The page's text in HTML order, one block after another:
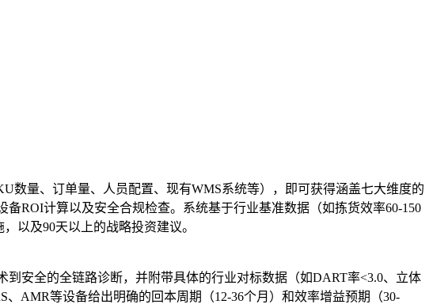
数量、订单量、人员配置、现有WMS系统等），即可获得涵盖七大维度的
ROI计算以及安全合规检查。系统基于行业基准数据（如拣货效率60-150
以及90天以上的战略投资建议。
安全的全链路诊断，并附带具体的行业对标数据（如DART率<3.0、立体
AMR等设备给出明确的回本周期（12-36个月）和效率增益预期（30-